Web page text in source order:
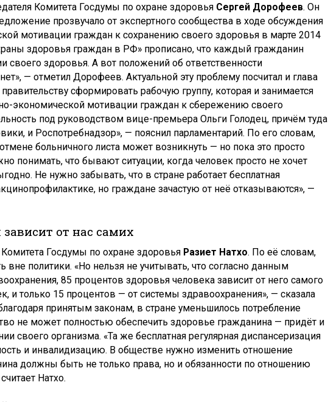
Комитета Госдумы по охране здоровья Сергей Дорофеев. Он
прозвучало от экспертного сообщества в ходе обсуждения
мотивации граждан к сохранению своего здоровья в марте 2014
здоровья граждан в РФ» прописано, что каждый гражданин
своего здоровья. А вот положений об ответственности
— отметил Дорофеев. Актуальной эту проблему посчитал и глава
сформировать рабочую группу, которая и занимается
экономической мотивации граждан к сбережению своего
под руководством вице-премьера Ольги Голодец, причём туда
и Роспотребнадзор», — пояснил парламентарий. По его словам,
больничного листа может возникнуть — но пока это просто
понимать, что бывают ситуации, когда человек просто не хочет
Не нужно забывать, что в стране работает бесплатная
но граждане зачастую от неё отказываются», —
от нас самих
Комитета Госдумы по охране здоровья Разиет Натхо. По её словам,
политики. «Но нельзя не учитывать, что согласно данным
85 процентов здоровья человека зависит от него самого
и только 15 процентов — от системы здравоохранения», — сказала
принятым законам, в стране уменьшилось потребление
не может полностью обеспечить здоровье гражданина — придёт и
своего организма. «Та же бесплатная регулярная диспансеризация
и инвалидизацию. В обществе нужно изменить отношение
должны быть не только права, но и обязанности по отношению
Натхо.